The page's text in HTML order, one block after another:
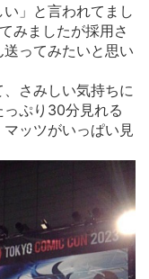
」と言われてまし
みましたが採用さ
ってみたいと思い
さみしい気持ちに
ぷり30分見れる
ッツがいっぱい見